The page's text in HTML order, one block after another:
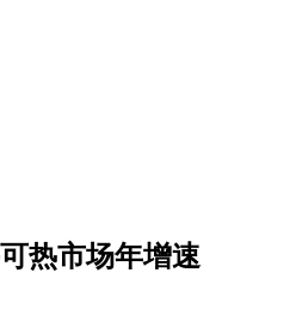
热市场年增速